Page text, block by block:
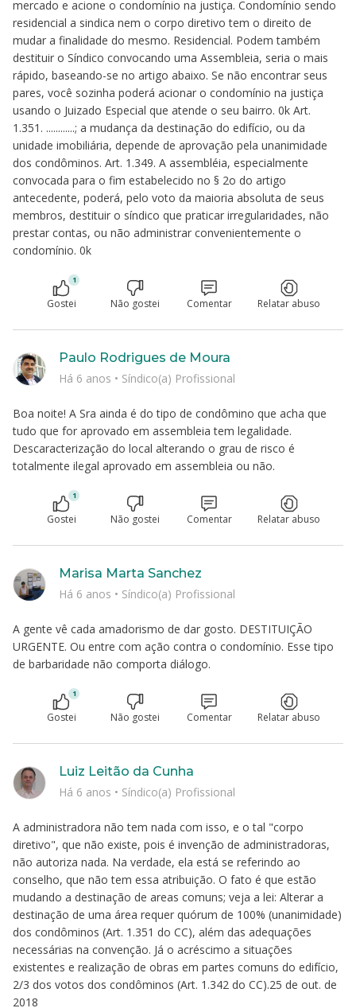
mercado e acione o condomínio na justiça. Condomínio sendo
residencial a sindica nem o corpo diretivo tem o direito de
mudar a finalidade do mesmo. Residencial. Podem também
destituir o Síndico convocando uma Assembleia, seria o mais
rápido, baseando-se no artigo abaixo. Se não encontrar seus
pares, você sozinha poderá acionar o condomínio na justiça
usando o Juizado Especial que atende o seu bairro. 0k Art.
1.351. ............; a mudança da destinação do edifício, ou da
unidade imobiliária, depende de aprovação pela unanimidade
dos condôminos. Art. 1.349. A assembléia, especialmente
convocada para o fim estabelecido no § 2o do artigo
antecedente, poderá, pelo voto da maioria absoluta de seus
membros, destituir o síndico que praticar irregularidades, não
prestar contas, ou não administrar convenientemente o
condomínio. 0k
1
Gostei Não gostei Comentar Relatar abuso
Boa noite! A Sra ainda é do tipo de condômino que acha que
tudo que for aprovado em assembleia tem legalidade.
Descaracterização do local alterando o grau de risco é
totalmente ilegal aprovado em assembleia ou não.
Paulo Rodrigues de Moura
Há 6 anos • Síndico(a) Profissional
1
Gostei Não gostei Comentar Relatar abuso
A gente vê cada amadorismo de dar gosto. DESTITUIÇÃO
URGENTE. Ou entre com ação contra o condomínio. Esse tipo
de barbaridade não comporta diálogo.
Marisa Marta Sanchez
Há 6 anos • Síndico(a) Profissional
1
Gostei Não gostei Comentar Relatar abuso
A administradora não tem nada com isso, e o tal "corpo
diretivo", que não existe, pois é invenção de administradoras,
não autoriza nada. Na verdade, ela está se referindo ao
conselho, que não tem essa atribuição. O fato é que estão
mudando a destinação de areas comuns; veja a lei: Alterar a
destinação de uma área requer quórum de 100% (unanimidade)
dos condôminos (Art. 1.351 do CC), além das adequações
necessárias na convenção. Já o acréscimo a situações
existentes e realização de obras em partes comuns do edifício,
2/3 dos votos dos condôminos (Art. 1.342 do CC).25 de out. de
2018
Luiz Leitão da Cunha
Há 6 anos • Síndico(a) Profissional